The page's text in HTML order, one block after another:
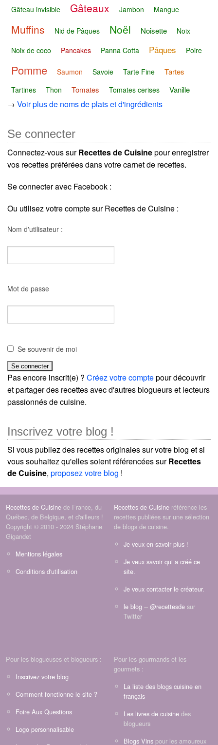
Gâteau invisible Gâteaux Jambon Mangue
Muffins Nid de Pâques Noël Noisette
Noix
Noix de coco
Pancakes Panna Cotta Pâques Poire
Pomme Saumon Savoie Tarte Fine Tartes
Tartines Thon Tomates Tomates cerises Vanille
→ Voir plus de noms de plats et d'ingrédients
Se connecter
Connectez-vous surRecettes de Cuisinepour enregistrer
vos recettes préférées dans votre carnet de recettes.
Se connecter avec Facebook :
Ou utilisez votre compte sur Recettes de Cuisine :
Nom d'utilisateur :
Mot de passe
Se souvenir de moi
Pas encore inscrit(e) ? Créez votre comptepour découvrir
et partager des recettes avec d'autres blogueurs et lecteurs
passionnés de cuisine.
Inscrivez votre blog !
Si vous publiez des recettes originales sur votre blog et si
vous souhaitez qu'elles soient référencées surRecettes
de Cuisine, proposez votre blog !
Recettes de Cuisine de France, du
Québec, de Belgique, et d'ailleurs !
Copyright © 2010 - 2024 Stéphane
Gigandet
Mentions légales
Conditions d'utilisation
Recettes de Cuisine référence les
recettes publiées sur une sélection
de blogs de cuisine.
Je veux en savoir plus !
Je veux savoir qui a créé ce
site.
Je veux contacter le créateur.
le blog -- @recettesde sur
Twitter
Pour les blogueuses et blogueurs :
Inscrivez votre blog
Comment fonctionne le site ?
Foire Aux Questions
Logo personnalisable
Pour les gourmands et les
gourmets :
La liste des blogs cuisine en
français
Les livres de cuisine des
blogueurs
Blogs Vins pour les amoureux